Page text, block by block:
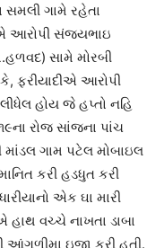
સમલી ગામે રહેતા
આરોપી સંજયભાઇ
સામે મોરબી
ફરીયાદીએ આરોપી
હોય જે હપ્તો નહિ
રોજ સાંજના પાંચ
માંડલ ગામ પટેલ મોબાઇલ
કરી હડધુત કરી
એક ઘા મારી
હાથ વચ્ચે નાખતા ડાબા
આંગળીમા ઇજા કરી હતી.